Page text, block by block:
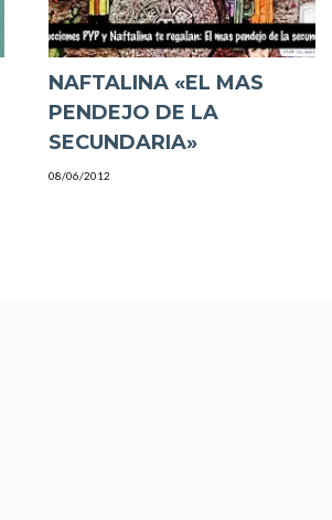
NAFTALINA «EL MAS
PENDEJO DE LA
SECUNDARIA»
08/06/2012